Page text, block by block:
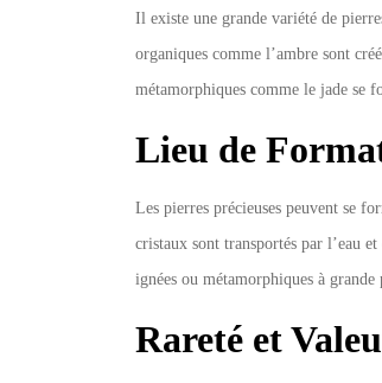
Il existe une grande variété de
organiques comme l’ambre sont
métamorphiques comme le jade se
Lieu de
Les pierres précieuses peuvent se
cristaux sont transportés par l’eau
ignées ou métamorphiques à
Rareté et